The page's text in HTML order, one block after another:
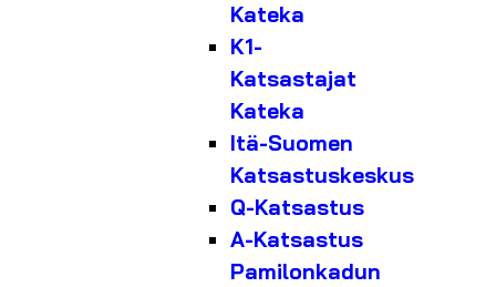
Kateka
K1-
Katsastajat
Kateka
Itä-Suomen
Katsastuskeskus
Q-Katsastus
A-Katsastus
Pamilonkadun